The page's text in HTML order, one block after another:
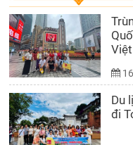
Việt
Du
đi